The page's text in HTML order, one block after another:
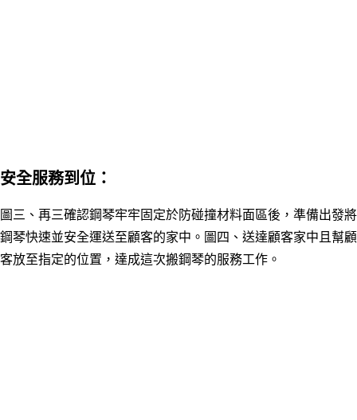
安全服務到位 ：
圖三、再三確認鋼琴牢牢固定於防碰撞材料面區後，準備出發將
鋼琴快速並安全運送至顧客的家中。圖四、送達顧客家中且幫顧
客放至指定的位置，達成這次搬鋼琴的服務工作。